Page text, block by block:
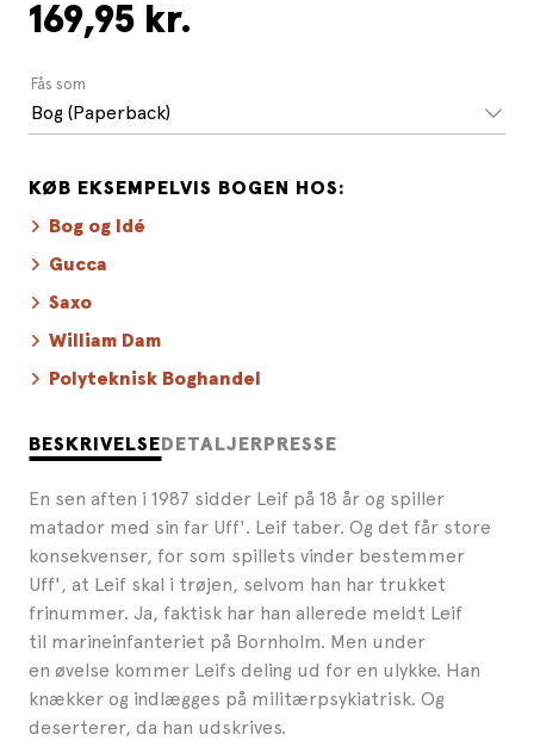
BESKRIVELSE DETALJER PRESSE
En sen aften i 1987 sidder Leif på 18 år og spiller
matador med sin far Uff'. Leif taber. Og det får store
konsekvenser, for som spillets vinder bestemmer
Uff', at Leif skal i trøjen, selvom han har trukket
frinummer. Ja, faktisk har han allerede meldt Leif
til marineinfanteriet på Bornholm. Men under
en øvelse kommer Leifs deling ud for en ulykke. Han
knækker og indlægges på militærpsykiatrisk. Og
deserterer, da han udskrives.
169,95 kr.
Fås som
Bog (Paperback)
KØB EKSEMPELVIS BOGEN HOS:
Bog og Idé
Gucca
Saxo
William Dam
Polyteknisk Boghandel